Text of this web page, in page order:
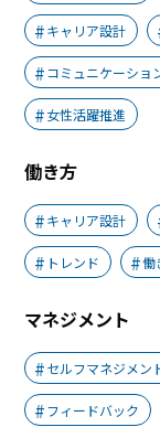
キャリア設計
コミュニケーショ
女性活躍推進
働き方
キャリア設計
トレンド 働
マネジメント
セルフマネジメン
フィードバック